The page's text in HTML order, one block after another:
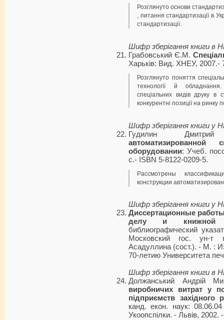
Розглянуто основи
, питання стандартизації в
стандартизації.
Шифр зберігання книги в
Грабовський Є.М.
Харьків: Вид. ХНЕУ, 2007.-
Розглянуто поняття
технології й
спеціальних видів друку в
конкурентні позиції на ринку
Шифр зберігання книги у
Гудилин
оборудовании: Учеб.
с.- ISBN 5-8122-0209-5.
Рассмотрены
конструкции
Шифр зберігання книги у
Диссертационные
делу и книжной
библиографический
Московский гос. ун-т
Асадуллина (сост.). - М. :
70-летию Университета
Шифр зберігання книги в
Должанський Андрій
виробничих витрат у
підприємств західного
канд. екон. наук:
Укоопспілки. - Львів, 2002.